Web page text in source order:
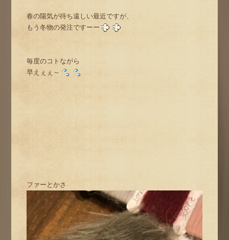
春の陽気が待ち遠しい最近ですが、
もう冬物の発注ですーー
毎度のコトながら
早えぇぇ～
ファーとかさ